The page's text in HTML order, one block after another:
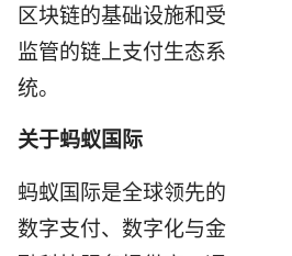
区块链的基础设施和受
监管的链上支付生态系
统。
关于蚂蚁国际
蚂蚁国际是全球领先的
数字支付、数字化与金